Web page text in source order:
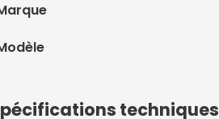
techniques